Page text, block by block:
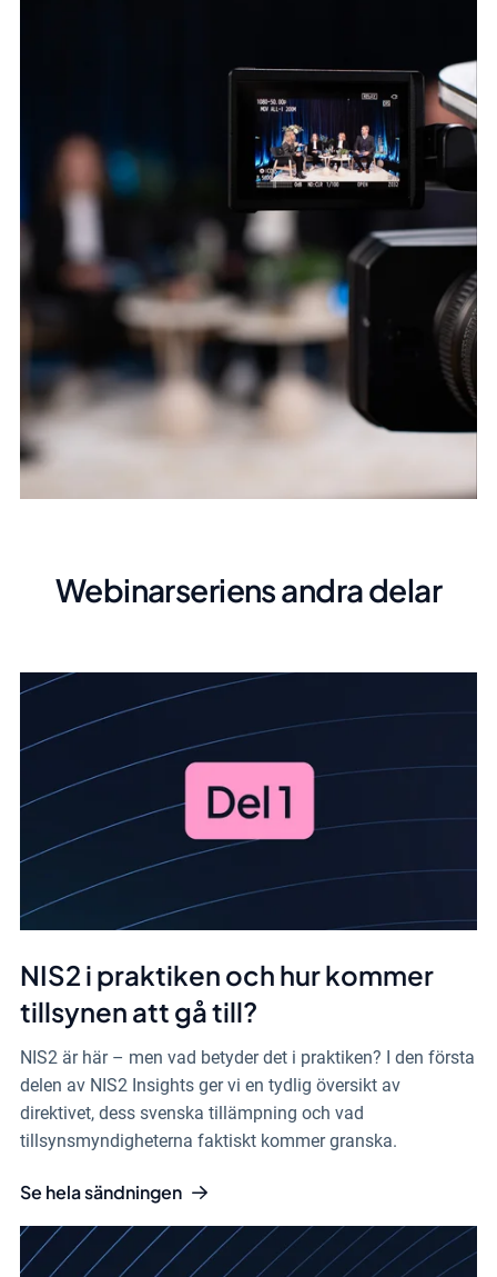
Webinarseriens andra delar
NIS2 i praktiken och hur kommer
tillsynen att gå till?
NIS2 är här – men vad betyder det i praktiken? I den första
delen av NIS2 Insights ger vi en tydlig översikt av
direktivet, dess svenska tillämpning och vad
tillsynsmyndigheterna faktiskt kommer granska.
Se hela sändningen